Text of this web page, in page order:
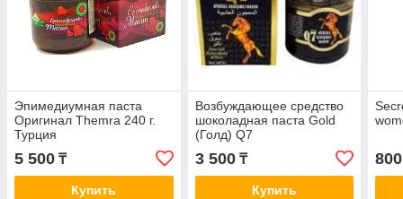
Эпимедиумная паста
Оригинал Themra 240 г.
Турция
5 500 ₸
Купить
Возбуждающее средство
шоколадная паста Gold
(Голд) Q7
3 500₸
Купить
800